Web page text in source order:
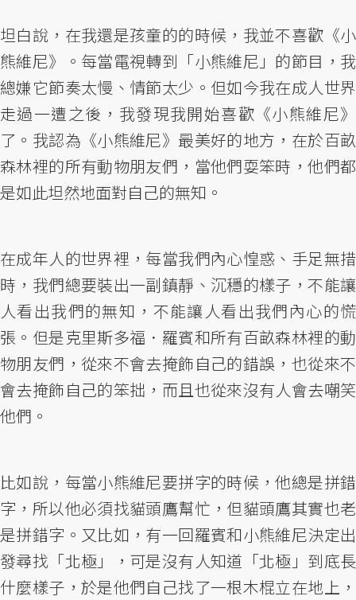
坦白說，在我還是孩童的的時候，我並不喜歡《小
熊維尼》。每當電視轉到「小熊維尼」的節目，我
總嫌它節奏太慢、情節太少。但如今我在成人世界
走過一遭之後，我發現我開始喜歡《小熊維尼》
了。我認為《小熊維尼》最美好的地方，在於百畝
森林裡的所有動物朋友們，當他們耍笨時，他們都
是如此坦然地面對自己的無知。
在成年人的世界裡，每當我們內心惶惑、手足無措
時，我們總要裝出一副鎮靜、沉穩的樣子，不能讓
人看出我們的無知，不能讓人看出我們內心的慌
張。但是克里斯多福．羅賓和所有百畝森林裡的動
物朋友們，從來不會去掩飾自己的錯誤，也從來不
會去掩飾自己的笨拙，而且也從來沒有人會去嘲笑
他們。
比如說，每當小熊維尼要拼字的時候，他總是拼錯
字，所以他必須找貓頭鷹幫忙，但貓頭鷹其實也老
是拼錯字。又比如，有一回羅賓和小熊維尼決定出
發尋找「北極」，可是沒有人知道「北極」到底長
什麼樣子，於是他們自己找了一根木棍立在地上，